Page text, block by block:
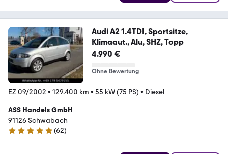
Audi A2 1.4TDI, Sportsitze,
Klimaaut., Alu, SHZ, Topp
4.990 €
Ohne Bewertung
EZ 09/2002 • 129.400 km • 55 kW (75 PS) • Diesel
ASS Handels GmbH
91126 Schwabach
4.8 Sterne
(62)